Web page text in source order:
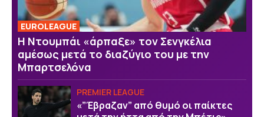
EUROLEAGUE
Η Ντουμπάι «άρπαξε» τον Σενγκέλια
αμέσως μετά το διαζύγιο του με την
Μπαρτσελόνα
PREMIER LEAGUE
«”Έβραζαν” από θυμό οι παίκτες